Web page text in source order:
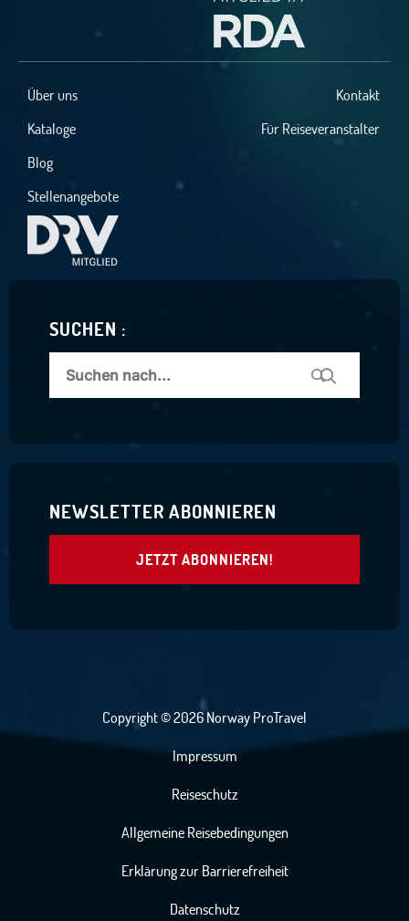
Über uns
Kontakt
Kataloge
Für Reiseveranstalter
Blog
Stellenangebote
SUCHEN :
NEWSLETTER ABONNIEREN
JETZT ABONNIEREN!
Copyright © 2026 Norway ProTravel
Impressum
Reiseschutz
Allgemeine Reisebedingungen
Erklärung zur Barrierefreiheit
Datenschutz